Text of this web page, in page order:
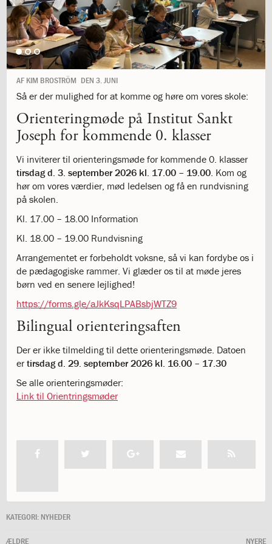
days
of
giving
1.12:
Let
it
Grow
1.13:
Move
1.14:
Ucycle
We
Recycle
1.15:
Historie
1.16:
Bombningen
Institut
d’Arc
1.17:
Markering
af
katastrofen
Institut
Jeanne
1.18:
Bestyrelsen
1.19:
Ledelsen
1.21:
Forældrerådet
1.22:
Forældrerådet
1.24:
Vedtægter
Demokrati
1.26:
Jobopslag
AF KIM BROSTRÖM DEN 3. JUNI
Så er der mulighed for at komme og høre om vores skole:
Orienteringmøde på Institut Sankt
Joseph for kommende 0. klasser
Vi inviterer til orienteringsmøde for kommende 0. klasser
tirsdag d. 3. september 2026 kl. 17.00 – 19.00. Kom og
hør om vores værdier, mød ledelsen og få en rundvisning
på skolen.
Kl. 17.00 – 18.00 Information
Kl. 18.00 – 19.00 Rundvisning
Arrangementet er forbeholdt voksne, så vi kan fordybe os i
de pædagogiske rammer. Vi glæder os til at møde jeres
børn ved en senere lejlighed!
https://forms.gle/aJkKsqLPABsbjWTZ9
Bilingual orienteringsaften
Der er ikke tilmelding til dette orienteringsmøde. Datoen
ertirsdag d. 29. september 2026 kl. 16.00 – 17.30
Se alle orienteringsmøder:
Link til Orientringsmøder
KATEGORI: NYHEDER
ÆLDRE NYERE